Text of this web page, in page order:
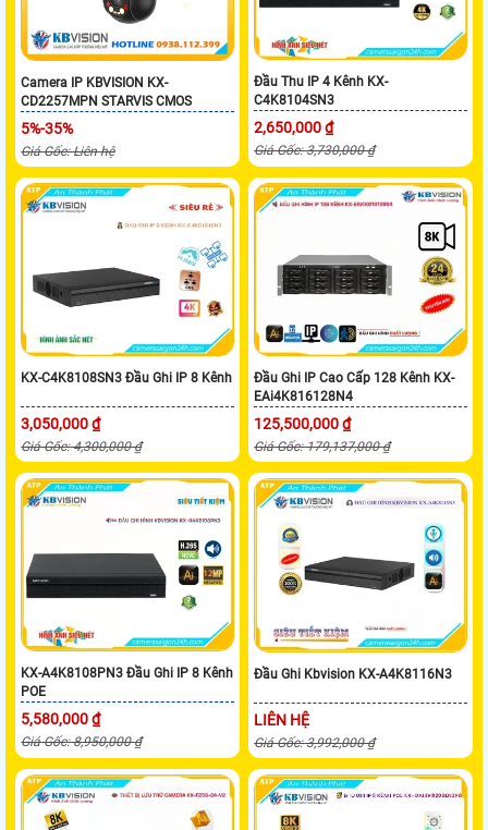
Camera IP KBVISION KX-
CD2257MPN STARVIS CMOS
5%-35%
Giá Gốc: Liên hệ
Đầu Thu IP 4 Kênh KX-
C4K8104SN3
2,650,000 ₫
Giá Gốc: 3,730,000 ₫
KX-C4K8108SN3 Đầu Ghi IP 8 Kênh
3,050,000 ₫
Giá Gốc: 4,300,000 ₫
Đầu Ghi IP Cao Cấp 128 Kênh KX-
EAi4K816128N4
125,500,000 ₫
Giá Gốc: 179,137,000 ₫
KX-A4K8108PN3 Đầu Ghi IP 8 Kênh
POE
5,580,000 ₫
Giá Gốc: 8,950,000 ₫
Đầu Ghi Kbvision KX-A4K8116N3
LIÊN HỆ
Giá Gốc: 3,992,000 ₫